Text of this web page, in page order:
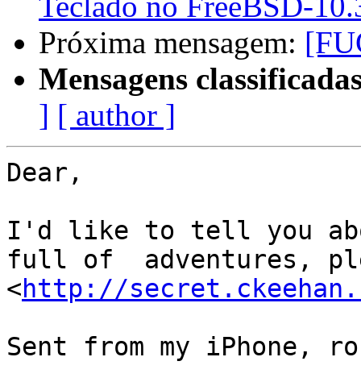
Próxima mensagem:
Mensagens
] [ author ]
Dear,
I'd like to tell you
full of  adventures,
<http://
Sent from my iPhone,